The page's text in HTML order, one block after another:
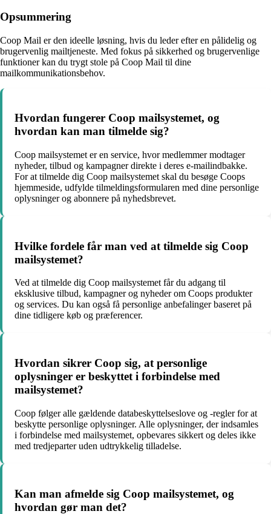
Opsummering
Coop Mail er den ideelle løsning, hvis du leder efter en pålidelig og
brugervenlig mailtjeneste. Med fokus på sikkerhed og brugervenlige
funktioner kan du trygt stole på Coop Mail til dine
mailkommunikationsbehov.
Hvordan fungerer Coop mailsystemet, og
hvordan kan man tilmelde sig?
Coop mailsystemet er en service, hvor medlemmer modtager
nyheder, tilbud og kampagner direkte i deres e-mailindbakke.
For at tilmelde dig Coop mailsystemet skal du besøge Coops
hjemmeside, udfylde tilmeldingsformularen med dine personlige
oplysninger og abonnere på nyhedsbrevet.
Hvilke fordele får man ved at tilmelde sig Coop
mailsystemet?
Ved at tilmelde dig Coop mailsystemet får du adgang til
eksklusive tilbud, kampagner og nyheder om Coops produkter
og services. Du kan også få personlige anbefalinger baseret på
dine tidligere køb og præferencer.
Hvordan sikrer Coop sig, at personlige
oplysninger er beskyttet i forbindelse med
mailsystemet?
Coop følger alle gældende databeskyttelseslove og -regler for at
beskytte personlige oplysninger. Alle oplysninger, der indsamles
i forbindelse med mailsystemet, opbevares sikkert og deles ikke
med tredjeparter uden udtrykkelig tilladelse.
Kan man afmelde sig Coop mailsystemet, og
hvordan gør man det?